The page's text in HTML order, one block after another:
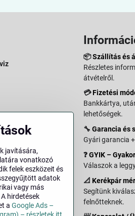
link)
📦Szállítás és
Részletes
átvételről.
💳Fizetési
Bankkártya,
lehetőségek.
🔧 Garancia és
Gyári garancia
❓GYIK –
Válaszok a
📐 Kerékpár
Segítünk
felnőtteknek.
javítására,
vonatkozó
felek eszközeit és
adatok
vagy más
hirdetések
a Google Ads –